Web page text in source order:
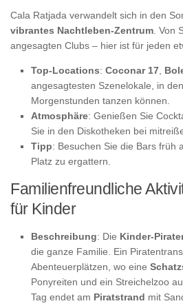
Cala Ratjada verwandelt sich in den
vibrantes Nachtleben-Zentrum . Von
angesagten Clubs – hier ist für jeden
Top-Locations: Coconar 17
angesagtesten Szenelokale, in
Morgenstunden tanzen können.
Atmosphäre: Genießen Sie
Sie in den Diskotheken bei
Tipp: Besuchen Sie die Bars früh
Platz zu ergattern.
Familienfreundliche
für Kinder
Beschreibung: Die Kinder-
die ganze Familie. Ein
Abenteuerplätzen, wo eine
Ponyreiten und ein Streichelzoo
Tag endet am Piratstrand mit